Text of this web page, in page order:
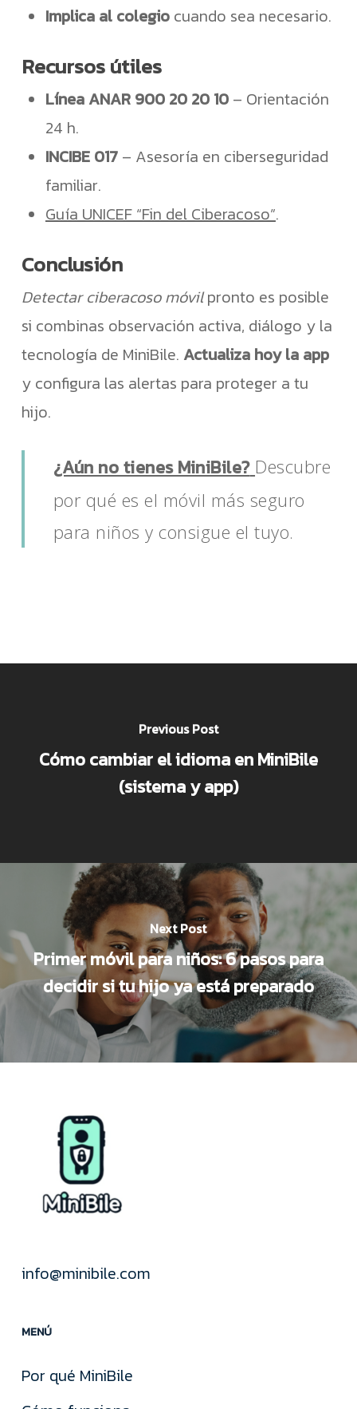
No hay productos en el carrito.
Go To Shop
Implica al colegiocuando sea necesario.
Recursos útiles
Línea ANAR 900 20 20 10– Orientación
24 h.
INCIBE 017– Asesoría en ciberseguridad
familiar.
Guía UNICEF “Fin del Ciberacoso”.
Conclusión
Detectar ciberacoso móvilpronto es posible
si combinas observación activa, diálogo y la
tecnología de MiniBile. Actualiza hoy la app
y configura las alertas para proteger a tu
hijo.
¿Aún no tienes MiniBile? Descubre
por qué es el móvil más seguro
para niños y consigue el tuyo.
Previous Post
Cómo cambiar el idioma en MiniBile
(sistema y app)
Next Post
Primer móvil para niños: 6 pasos para
decidir si tu hijo ya está preparado
info@minibile.com
MENÚ
Por qué MiniBile